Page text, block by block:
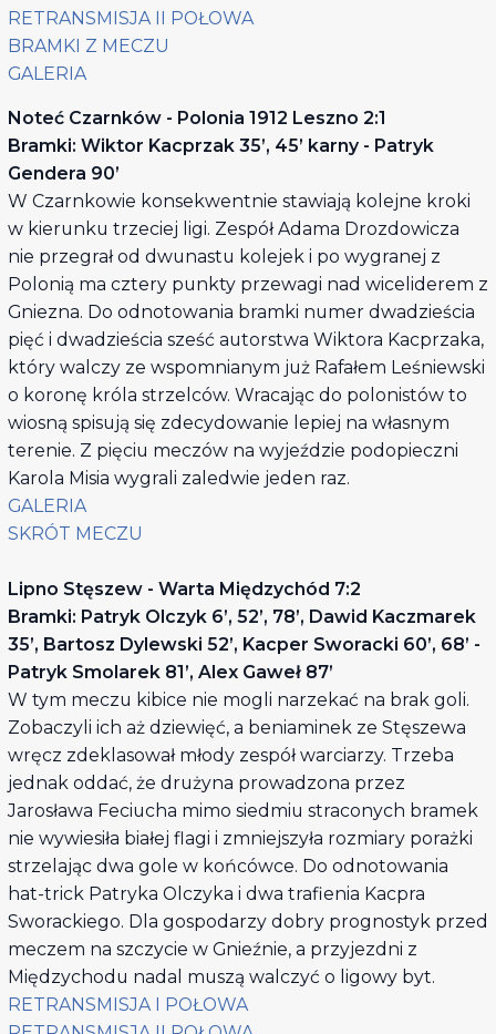
RETRANSMISJA II POŁOWA
BRAMKI Z MECZU
GALERIA
Noteć Czarnków - Polonia 1912 Leszno 2:1
Bramki: Wiktor Kacprzak 35’, 45’ karny - Patryk
Gendera 90’
W Czarnkowie konsekwentnie stawiają kolejne kroki
w kierunku trzeciej ligi. Zespół Adama Drozdowicza
nie przegrał od dwunastu kolejek i po wygranej z
Polonią ma cztery punkty przewagi nad wiceliderem z
Gniezna. Do odnotowania bramki numer dwadzieścia
pięć i dwadzieścia sześć autorstwa Wiktora Kacprzaka,
który walczy ze wspomnianym już Rafałem Leśniewski
o koronę króla strzelców. Wracając do polonistów to
wiosną spisują się zdecydowanie lepiej na własnym
terenie. Z pięciu meczów na wyjeździe podopieczni
Karola Misia wygrali zaledwie jeden raz.
GALERIA
SKRÓT MECZU
Lipno Stęszew - Warta Międzychód 7:2
Bramki: Patryk Olczyk 6’, 52’, 78’, Dawid Kaczmarek
35’, Bartosz Dylewski 52’, Kacper Sworacki 60’, 68’ -
Patryk Smolarek 81’, Alex Gaweł 87’
W tym meczu kibice nie mogli narzekać na brak goli.
Zobaczyli ich aż dziewięć, a beniaminek ze Stęszewa
wręcz zdeklasował młody zespół warciarzy. Trzeba
jednak oddać, że drużyna prowadzona przez
Jarosława Feciucha mimo siedmiu straconych bramek
nie wywiesiła białej flagi i zmniejszyła rozmiary porażki
strzelając dwa gole w końcówce. Do odnotowania
hat-trick Patryka Olczyka i dwa trafienia Kacpra
Sworackiego. Dla gospodarzy dobry prognostyk przed
meczem na szczycie w Gnieźnie, a przyjezdni z
Międzychodu nadal muszą walczyć o ligowy byt.
RETRANSMISJA I POŁOWA